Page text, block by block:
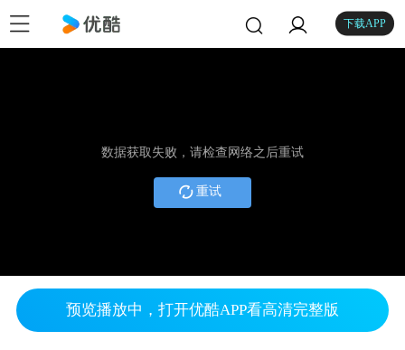
下载APP
数据获取失败，请检查网络之后重试
重试
预览播放中，打开优酷APP看高清完整版